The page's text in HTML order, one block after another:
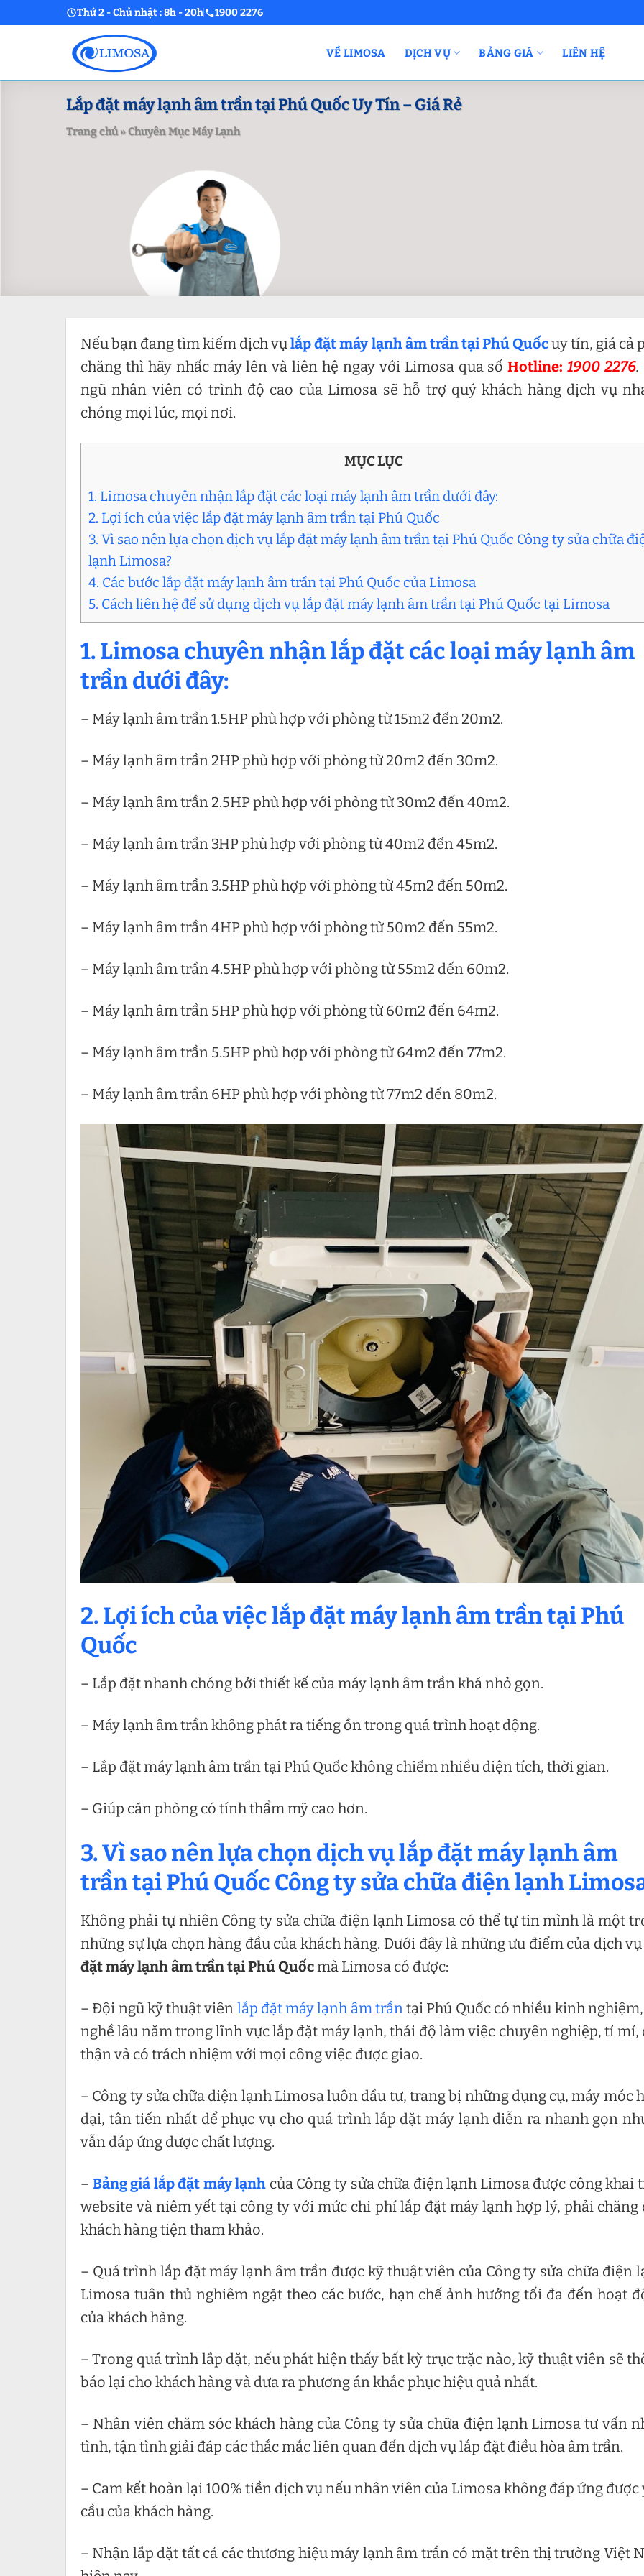
to
Thứ 2 - Chủ nhật : 8h - 20h 1900 2276
VỀ LIMOSA DỊCH VỤ BẢNG GIÁ LIÊN HỆ
Lắp đặt máy lạnh âm trần tại Phú Quốc Uy Tín – Giá Rẻ
Trang chủ»Chuyên Mục Máy Lạnh
Nếu bạn đang tìm kiếm dịch vụlắp đặt máy lạnh âm trần tại Phú Quốcuy tín, giá cả
chăng thì hãy nhấc máy lên và liên hệ ngay với Limosa qua số Hotline:1900 2276.
ngũ nhân viên có trình độ cao của Limosa sẽ hỗ trợ quý khách hàng dịch vụ
chóng mọi lúc, mọi nơi.
MỤC LỤC
1. Limosa chuyên nhận lắp đặt các loại máy lạnh âm trần dưới đây:
2. Lợi ích của việc lắp đặt máy lạnh âm trần tại Phú Quốc
3. Vì sao nên lựa chọn dịch vụ lắp đặt máy lạnh âm trần tại Phú Quốc Công ty sửa chữa
lạnh Limosa?
4. Các bước lắp đặt máy lạnh âm trần tại Phú Quốc của Limosa
5. Cách liên hệ để sử dụng dịch vụ lắp đặt máy lạnh âm trần tại Phú Quốc tại Limosa
1. Limosa chuyên nhận lắp đặt các loại máy lạnh âm
trần dưới đây:
– Máy lạnh âm trần 1.5HP phù hợp với phòng từ 15m2 đến 20m2.
– Máy lạnh âm trần 2HP phù hợp với phòng từ 20m2 đến 30m2.
– Máy lạnh âm trần 2.5HP phù hợp với phòng từ 30m2 đến 40m2.
– Máy lạnh âm trần 3HP phù hợp với phòng từ 40m2 đến 45m2.
– Máy lạnh âm trần 3.5HP phù hợp với phòng từ 45m2 đến 50m2.
– Máy lạnh âm trần 4HP phù hợp với phòng từ 50m2 đến 55m2.
– Máy lạnh âm trần 4.5HP phù hợp với phòng từ 55m2 đến 60m2.
– Máy lạnh âm trần 5HP phù hợp với phòng từ 60m2 đến 64m2.
– Máy lạnh âm trần 5.5HP phù hợp với phòng từ 64m2 đến 77m2.
– Máy lạnh âm trần 6HP phù hợp với phòng từ 77m2 đến 80m2.
2. Lợi ích của việc lắp đặt máy lạnh âm trần tại Phú
Quốc
– Lắp đặt nhanh chóng bởi thiết kế của máy lạnh âm trần khá nhỏ gọn.
– Máy lạnh âm trần không phát ra tiếng ồn trong quá trình hoạt động.
– Lắp đặt máy lạnh âm trần tại Phú Quốc không chiếm nhiều diện tích, thời gian.
– Giúp căn phòng có tính thẩm mỹ cao hơn.
3. Vì sao nên lựa chọn dịch vụ lắp đặt máy lạnh âm
trần tại Phú Quốc Công ty sửa chữa điện lạnh
Không phải tự nhiên Công ty sửa chữa điện lạnh Limosa có thể tự tin mình là một
những sự lựa chọn hàng đầu của khách hàng. Dưới đây là những ưu điểm của dịch vụ
đặt máy lạnh âm trần tại Phú Quốcmà Limosa có được:
– Đội ngũ kỹ thuật viên lắp đặt máy lạnh âm trần tại Phú Quốc có nhiều kinh
nghề lâu năm trong lĩnh vực lắp đặt máy lạnh, thái độ làm việc chuyên nghiệp, tỉ mỉ,
thận và có trách nhiệm với mọi công việc được giao.
– Công ty sửa chữa điện lạnh Limosa luôn đầu tư, trang bị những dụng cụ, máy móc
đại, tân tiến nhất để phục vụ cho quá trình lắp đặt máy lạnh diễn ra nhanh gọn
vẫn đáp ứng được chất lượng.
– Bảng giá lắp đặt máy lạnh của Công ty sửa chữa điện lạnh Limosa được công khai
website và niêm yết tại công ty với mức chi phí lắp đặt máy lạnh hợp lý, phải chăng
khách hàng tiện tham khảo.
– Quá trình lắp đặt máy lạnh âm trần được kỹ thuật viên của Công ty sửa chữa điện
Limosa tuân thủ nghiêm ngặt theo các bước, hạn chế ảnh hưởng tối đa đến hoạt
của khách hàng.
– Trong quá trình lắp đặt, nếu phát hiện thấy bất kỳ trục trặc nào, kỹ thuật viên sẽ
báo lại cho khách hàng và đưa ra phương án khắc phục hiệu quả nhất.
– Nhân viên chăm sóc khách hàng của Công ty sửa chữa điện lạnh Limosa tư vấn
tình, tận tình giải đáp các thắc mắc liên quan đến dịch vụ lắp đặt điều hòa âm trần.
– Cam kết hoàn lại 100% tiền dịch vụ nếu nhân viên của Limosa không đáp ứng được
cầu của khách hàng.
– Nhận lắp đặt tất cả các thương hiệu máy lạnh âm trần có mặt trên thị trường Việt